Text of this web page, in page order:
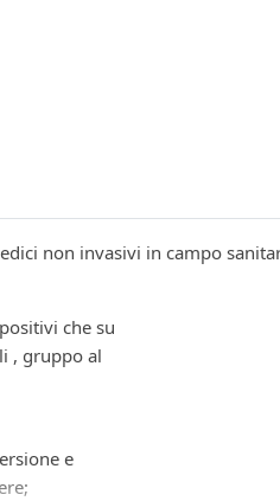
non invasivi in campo
che su
, gruppo al
e